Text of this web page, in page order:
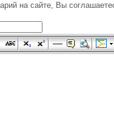
на сайте, Вы